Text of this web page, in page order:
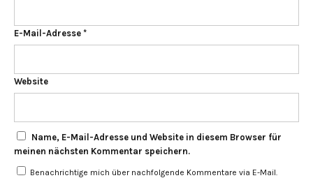
E-Mail-Adresse *
Website
Name, E-Mail-Adresse und Website in diesem Browser für
meinen nächsten Kommentar speichern.
Benachrichtige mich über nachfolgende Kommentare via E-Mail.